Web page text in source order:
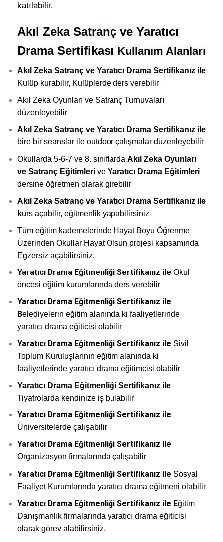
katılabilir.
Akıl Zeka Satranç ve Yaratıcı
Drama Sertifikası Kullanım Alanları
Akıl Zeka Satranç ve Yaratıcı Drama Sertifikanız ile
Kulüp kurabilir, Kulüplerde ders verebilir
Akıl Zeka Oyunları ve Satranç Turnuvaları
düzenleyebilir
Akıl Zeka Satranç ve Yaratıcı Drama Sertifikanız ile
bire bir seanslar ile outdoor çalışmalar düzenleyebilir
Okullarda 5-6-7 ve 8. sınıflarda Akıl Zeka Oyunları
ve Satranç Eğitimleri ve Yaratıcı Drama Eğitimleri
dersine öğretmen olarak girebilir
Akıl Zeka Satranç ve Yaratıcı Drama Sertifikanız ile
kurs açabilir, eğitmenlik yapabilirsiniz
Tüm eğitim kademelerinde Hayat Boyu Öğrenme
Üzerinden Okullar Hayat Olsun projesi kapsamında
Egzersiz açabilirsiniz.
Yaratıcı Drama Eğitmenliği Sertifikanız ile Okul
öncesi eğitim kurumlarında ders verebilir
Yaratıcı Drama Eğitmenliği Sertifikanız ile
Belediyelerin eğitim alanında ki faaliyetlerinde
yaratıcı drama eğiticisi olabilir
Yaratıcı Drama Eğitmenliği Sertifikanız ile Sivil
Toplum Kuruluşlarının eğitim alanında ki
faaliyetlerinde yaratıcı drama eğitimcisi olabilir
Yaratıcı Drama Eğitmenliği Sertifikanız ile
Tiyatrolarda kendinize iş bulabilir
Yaratıcı Drama Eğitmenliği Sertifikanız ile
Üniversitelerde çalışabilir
Yaratıcı Drama Eğitmenliği Sertifikanız ile
Organizasyon firmalarında çalışabilir
Yaratıcı Drama Eğitmenliği Sertifikanız ile Sosyal
Faaliyet Kurumlarında yaratıcı drama eğitmeni olabilir
Yaratıcı Drama Eğitmenliği Sertifikanız ile Eğitim
Danışmanlık firmalarında yaratıcı drama eğiticisi
olarak görev alabilirsiniz.